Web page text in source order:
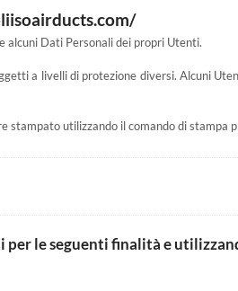
alcuni Dati Personali dei propri Utenti.
a livelli di protezione diversi. Alcuni
stampato utilizzando il comando di stampa
le seguenti finalità e